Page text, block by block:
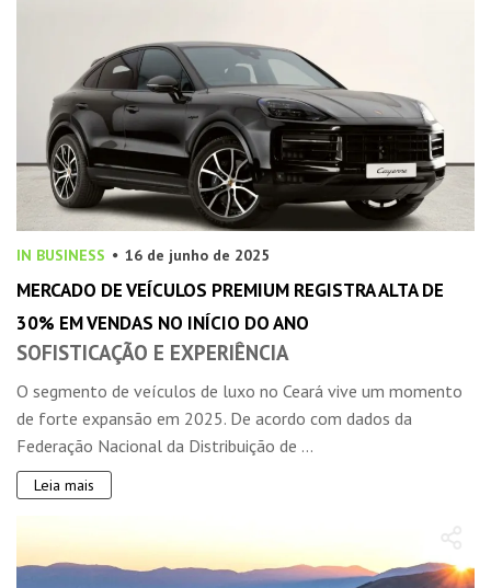
IN BUSINESS 16 de junho de 2025
MERCADO DE VEÍCULOS PREMIUM REGISTRA ALTA DE
30% EM VENDAS NO INÍCIO DO ANO
SOFISTICAÇÃO E EXPERIÊNCIA
O segmento de veículos de luxo no Ceará vive um momento
de forte expansão em 2025. De acordo com dados da
Federação Nacional da Distribuição de ...
Leia mais